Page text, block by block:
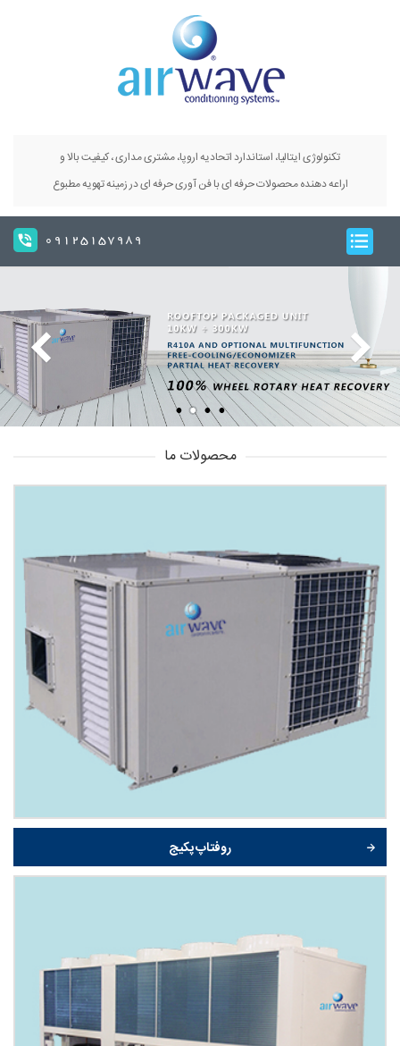
تکنولوژی ایتالیا، استاندارد اتحادیه اروپا، مشتری مداری ، کیفیت بالا و
اراعه دهنده محصولات حرفه ای با فن آوری حرفه ای در زمینه تهویه مطبوع
09125157989
محصولات ما
روفتاپ پکیج